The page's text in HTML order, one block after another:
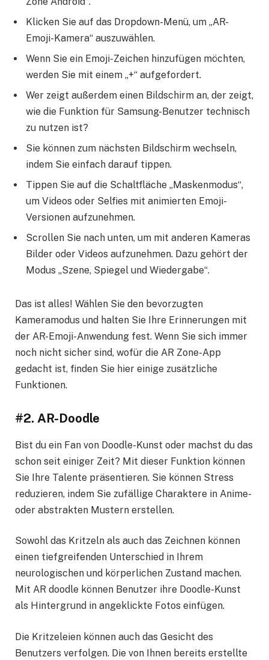
Klicken Sie auf das Dropdown-Menü, um „AR-
Emoji-Kamera“ auszuwählen.
Wenn Sie ein Emoji-Zeichen hinzufügen möchten,
werden Sie mit einem „+“ aufgefordert.
Wer zeigt außerdem einen Bildschirm an, der zeigt,
wie die Funktion für Samsung-Benutzer technisch
zu nutzen ist?
Sie können zum nächsten Bildschirm wechseln,
indem Sie einfach darauf tippen.
Tippen Sie auf die Schaltfläche „Maskenmodus“,
um Videos oder Selfies mit animierten Emoji-
Versionen aufzunehmen.
Scrollen Sie nach unten, um mit anderen Kameras
Bilder oder Videos aufzunehmen. Dazu gehört der
Modus „Szene, Spiegel und Wiedergabe“.
Das ist alles! Wählen Sie den bevorzugten
Kameramodus und halten Sie Ihre Erinnerungen mit
der AR-Emoji-Anwendung fest. Wenn Sie sich immer
noch nicht sicher sind, wofür die AR Zone-App
gedacht ist, finden Sie hier einige zusätzliche
Funktionen.
#2. AR-Doodle
Bist du ein Fan von Doodle-Kunst oder machst du das
schon seit einiger Zeit? Mit dieser Funktion können
Sie Ihre Talente präsentieren. Sie können Stress
reduzieren, indem Sie zufällige Charaktere in Anime-
oder abstrakten Mustern erstellen.
Sowohl das Kritzeln als auch das Zeichnen können
einen tiefgreifenden Unterschied in Ihrem
neurologischen und körperlichen Zustand machen.
Mit AR doodle können Benutzer ihre Doodle-Kunst
als Hintergrund in angeklickte Fotos einfügen.
Die Kritzeleien können auch das Gesicht des
Benutzers verfolgen. Die von Ihnen bereits erstellte